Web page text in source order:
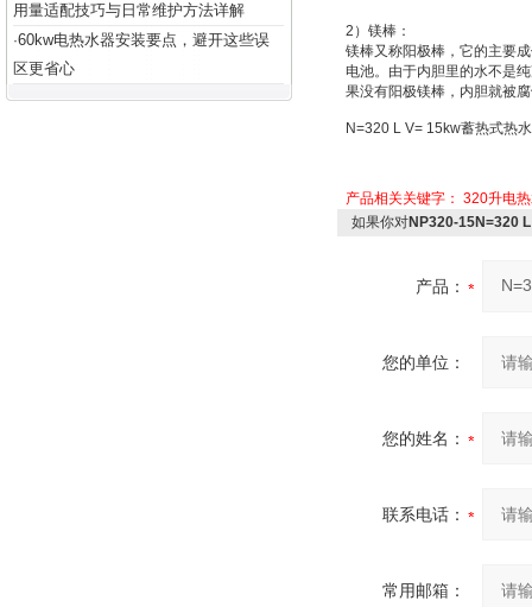
用量适配技巧与日常维护方法详解
·60kw电热水器安装要点，避开这些误
区更省心
2 ） 镁棒：
镁棒又称阳极棒 ，它的主要
电池。由于内胆里的水不是
果没有阳极镁棒，内胆就被
N=320 L V= 15kw蓄热式热
产品相关关键字： 320升电
如果你对NP320-15N=320
产品：
您的单位：
您的姓名：
联系电话：
常用邮箱：